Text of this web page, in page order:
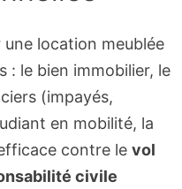
location meublée
: le bien immobilier, le
(impayés,
en mobilité, la
contre le vol
civile